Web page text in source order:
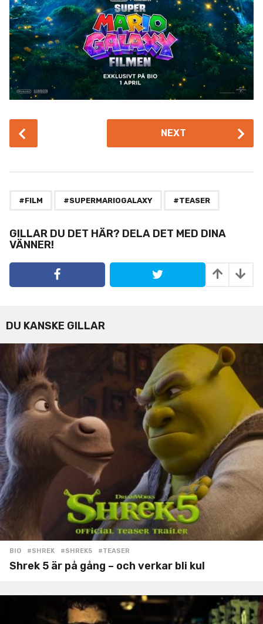
P
i
n
a
n
NEXT
#FILM #SUPERMARIOGALAXY #TEASER
GILLAR DU DET HÄR? DELA DET MED DINA
VÄNNER!
DU KANSKE GILLAR
BIO #SHREK ,#SHREK5 ,#TEASER
Shrek 5 är på gång – och verkar bli kul